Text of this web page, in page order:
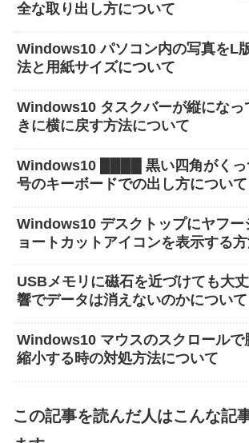
全な取り出し方について
Windows10 パソコン内の写真をL
法と用紙サイズについて
Windows10 タスクバーが縦になっ
きに横に戻す方法について
Windows10 ████ 黒い四角がくっ
号のキーボードでの出し方について
Windows10 デスクトップにヤフー
ョートカットアイコンを表示する
USBメモリに磁石を近づけても大
響でデータは消えないのかについて
Windows10 マウスのスクロールで
縮小する時の対処方法について
この記事を読んだ人はこんな記